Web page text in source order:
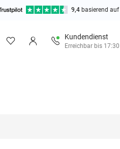
9,4 basierend auf
Kundendienst
Erreichbar bis 17:30